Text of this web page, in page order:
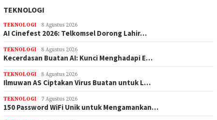
TEKNOLOGI
TEKNOLOGI 8 Agustus 2026
AI Cinefest 2026: Telkomsel Dorong Lahir…
TEKNOLOGI 8 Agustus 2026
Kecerdasan Buatan AI: Kunci Menghadapi E…
TEKNOLOGI 8 Agustus 2026
Ilmuwan AS Ciptakan Virus Buatan untuk L…
TEKNOLOGI 7 Agustus 2026
150 Password WiFi Unik untuk Mengamankan…